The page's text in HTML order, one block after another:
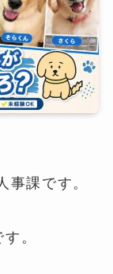
事課です。
。